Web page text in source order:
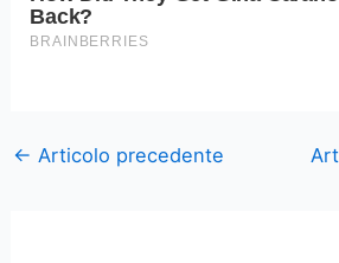
← Articolo precedente